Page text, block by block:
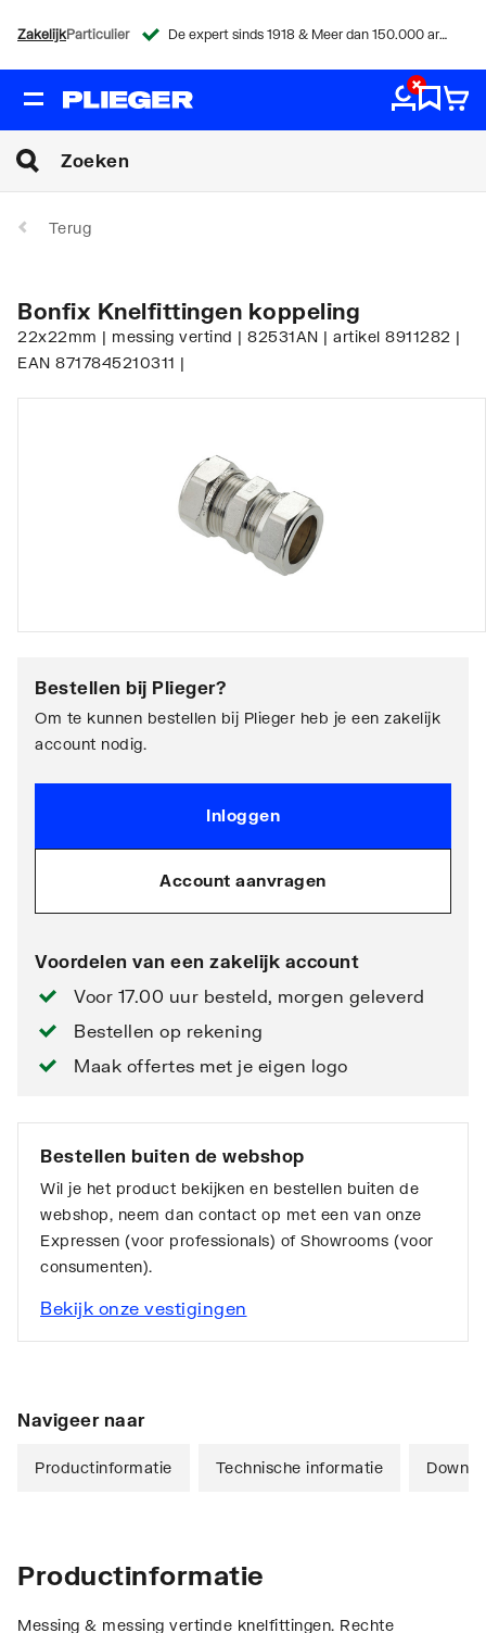
ZakelijkParticulier De expert sinds 1918 & Meer dan 150.000 artikelen
Terug
Bonfix Knelfittingen koppeling
22x22mm | messing vertind | 82531AN | artikel 8911282 |
EAN 8717845210311 |
Bestellen bij Plieger?
Om te kunnen bestellen bij Plieger heb je een zakelijk
account nodig.
Inloggen
Account aanvragen
Voordelen van een zakelijk account
Voor 17.00 uur besteld, morgen geleverd
Bestellen op rekening
Maak offertes met je eigen logo
Bestellen buiten de webshop
Wil je het product bekijken en bestellen buiten de
webshop, neem dan contact op met een van onze
Expressen (voor professionals) of Showrooms (voor
consumenten).
Bekijk onze vestigingen
Navigeer naar
Productinformatie Technische informatie
Productinformatie
Messing & messing vertinde knelfittingen. Rechte